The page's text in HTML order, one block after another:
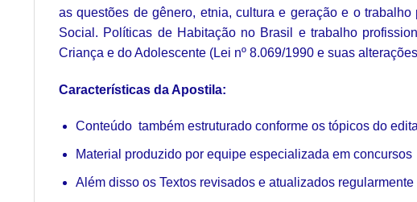
as questões de gênero, etnia, cultura e geração e o
Social. Políticas de Habitação no Brasil e trabalho
Criança e do Adolescente (Lei nº 8.069/1990 e suas
Características da Apostila:
Conteúdo também estruturado conforme os tópicos do
Material produzido por equipe especializada em concursos
Além disso os Textos revisados e atualizados regularmente